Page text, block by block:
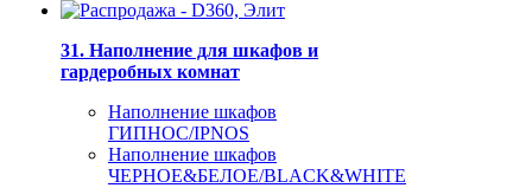
31. Наполнение для шкафов и
гардеробных комнат
Наполнение шкафов
ГИПНОС/IPNOS
Наполнение шкафов
ЧЕРНОЕ&БЕЛОЕ/BLACK&WHITE